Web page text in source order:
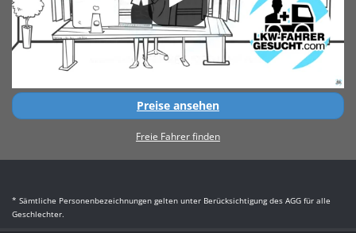
Preise ansehen
Freie Fahrer finden
* Sämtliche Personenbezeichnungen gelten unter Berücksichtigung des AGG für alle
Geschlechter.